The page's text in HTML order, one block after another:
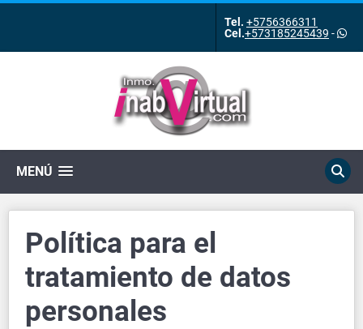
Tel. +5756366311
Cel.+573185245439 -
MENÚ
Política para el
tratamiento de datos
personales